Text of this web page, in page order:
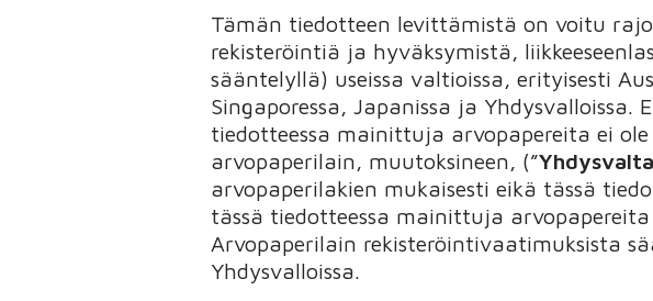
Tämän tiedotteen levittämistä on voitu
rekisteröintiä ja hyväksymistä,
sääntelyllä) useissa valtioissa, erityisesti
Singaporessa, Japanissa ja
tiedotteessa mainittuja arvopapereita ei
arvopaperilain, muutoksineen, (”
arvopaperilakien mukaisesti eikä tässä
tässä tiedotteessa mainittuja
Arvopaperilain rekisteröintivaatimuksista
Yhdysvalloissa.